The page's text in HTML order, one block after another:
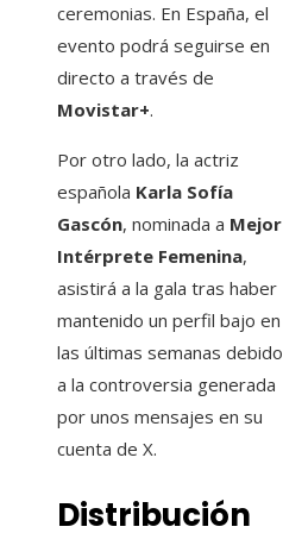
ceremonias. En España, el
evento podrá seguirse en
directo a través de
Movistar+.
Por otro lado, la actriz
española Karla Sofía
Gascón, nominada a Mejor
Intérprete Femenina,
asistirá a la gala tras haber
mantenido un perfil bajo en
las últimas semanas debido
a la controversia generada
por unos mensajes en su
cuenta de X.
Distribución